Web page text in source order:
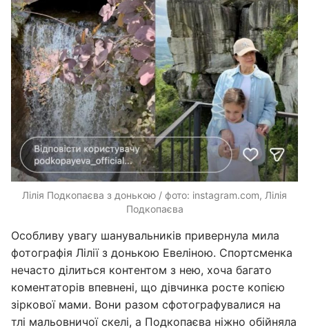
Лілія Подкопаєва з донькою / фото: instagram.com, Лілія
Подкопаєва
Особливу увагу шанувальників привернула мила
фотографія Лілії з донькою Евеліною. Спортсменка
нечасто ділиться контентом з нею, хоча багато
коментаторів впевнені, що дівчинка росте копією
зіркової мами. Вони разом сфотографувалися на
тлі мальовничої скелі, а Подкопаєва ніжно обійняла